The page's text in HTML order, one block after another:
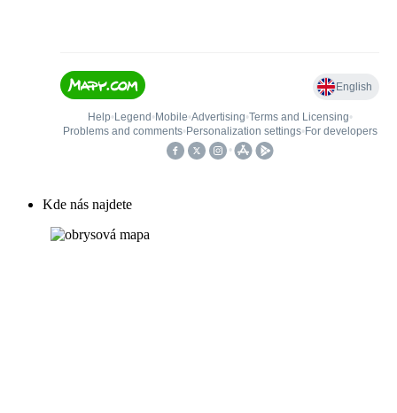
Kde nás najdete